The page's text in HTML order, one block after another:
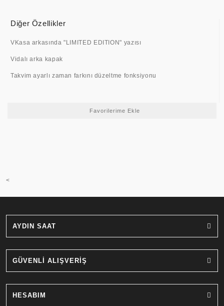
Diğer Özellikler
VKasa arkasında "LIMITED EDITION" yazısı
Vidalı arka kapak
Takvim ayarlı zaman farkını düzeltme fonksiyonu
<
AYDIN SAAT
GÜVENLİ ALIŞVERİŞ
HESABIM